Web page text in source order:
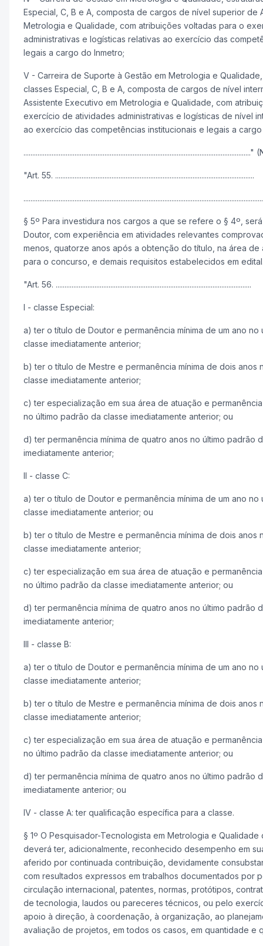
Especial, C, B e A, composta de cargos de nível superior de
Metrologia e Qualidade, com atribuições voltadas para o
administrativas e logísticas relativas ao exercício das
legais a cargo do Inmetro;
V - Carreira de Suporte à Gestão em Metrologia e
classes Especial, C, B e A, composta de cargos de nível
Assistente Executivo em Metrologia e Qualidade, com
exercício de atividades administrativas e logísticas de nível
ao exercício das competências institucionais e legais a
................................................................................................................................."
"Art. 55. .................................................................................................................
§ 5º Para investidura nos cargos a que se refere o § 4º,
Doutor, com experiência em atividades relevantes
menos, quatorze anos após a obtenção do título, na área
para o concurso, e demais requisitos estabelecidos em
"Art. 56. ...............................................................................................................
I - classe Especial:
a) ter o título de Doutor e permanência mínima de um ano no
classe imediatamente anterior;
b) ter o título de Mestre e permanência mínima de dois anos
classe imediatamente anterior;
c) ter especialização em sua área de atuação e
no último padrão da classe imediatamente anterior; ou
d) ter permanência mínima de quatro anos no último padrão
imediatamente anterior;
II - classe C:
a) ter o título de Doutor e permanência mínima de um ano no
classe imediatamente anterior; ou
b) ter o título de Mestre e permanência mínima de dois anos
classe imediatamente anterior;
c) ter especialização em sua área de atuação e
no último padrão da classe imediatamente anterior; ou
d) ter permanência mínima de quatro anos no último padrão
imediatamente anterior;
III - classe B:
a) ter o título de Doutor e permanência mínima de um ano no
classe imediatamente anterior;
b) ter o título de Mestre e permanência mínima de dois anos
classe imediatamente anterior;
c) ter especialização em sua área de atuação e
no último padrão da classe imediatamente anterior; ou
d) ter permanência mínima de quatro anos no último padrão
imediatamente anterior; ou
IV - classe A: ter qualificação específica para a classe.
§ 1º O Pesquisador-Tecnologista em Metrologia e Qualidade
deverá ter, adicionalmente, reconhecido desempenho em
aferido por continuada contribuição, devidamente
com resultados expressos em trabalhos documentados por
circulação internacional, patentes, normas, protótipos,
de tecnologia, laudos ou pareceres técnicos, ou pelo
apoio à direção, à coordenação, à organização, ao
avaliação de projetos, em todos os casos, em quantidade e